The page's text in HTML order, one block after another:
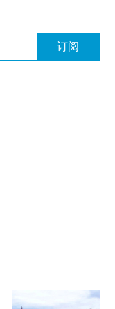
订阅